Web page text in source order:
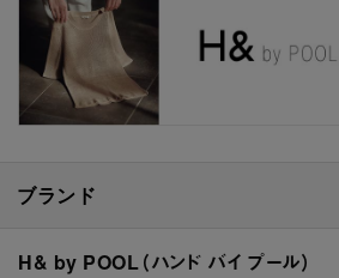
ブランド
H& by POOL（ハンド バイ プール）